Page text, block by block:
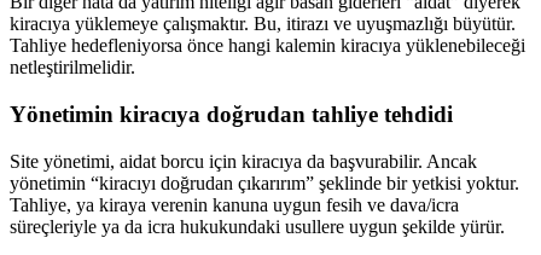
kiracıya yüklemeye çalışmaktır. Bu, itirazı ve uyuşmazlığı büyütür.
Tahliye hedefleniyorsa önce hangi kalemin kiracıya yüklenebileceği
netleştirilmelidir.
Yönetimin kiracıya doğrudan tahliye tehdidi
Site yönetimi, aidat borcu için kiracıya da başvurabilir. Ancak
yönetimin “kiracıyı doğrudan çıkarırım” şeklinde bir yetkisi yoktur.
Tahliye, ya kiraya verenin kanuna uygun fesih ve dava/icra
süreçleriyle ya da icra hukukundaki usullere uygun şekilde yürür.